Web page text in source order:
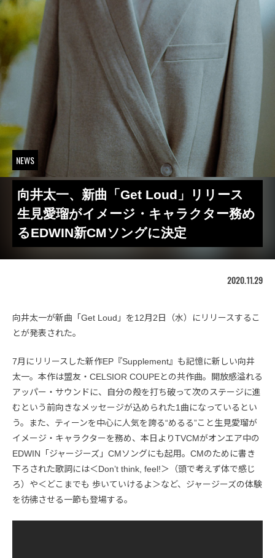
NEWS
向井太一、新曲「Get Loud」リリース
生見愛瑠がイメージ・キャラクター務め
るEDWIN新CMソングに決定
2020.11.29
向井太一が新曲「Get Loud」を12月2日（水）にリリースするこ
とが発表された。
7月にリリースした新作EP『Supplement』も記憶に新しい向井
太一。本作は盟友・CELSIOR COUPEとの共作曲。開放感溢れる
アッパー・サウンドに、自分の殻を打ち破って次のステージに進
むという前向きなメッセージが込められた1曲になっているとい
う。また、ティーンを中心に人気を誇る“めるる”こと生見愛瑠が
イメージ・キャラクターを務め、本日よりTVCMがオンエア中の
EDWIN「ジャージーズ」CMソングにも起用。CMのために書き
下ろされた歌詞には＜Donʼt think, feel!＞（頭で考えず体で感じ
ろ）や＜どこまでも 歩いていけるよ＞など、ジャージーズの体験
を彷彿させる一節も登場する。